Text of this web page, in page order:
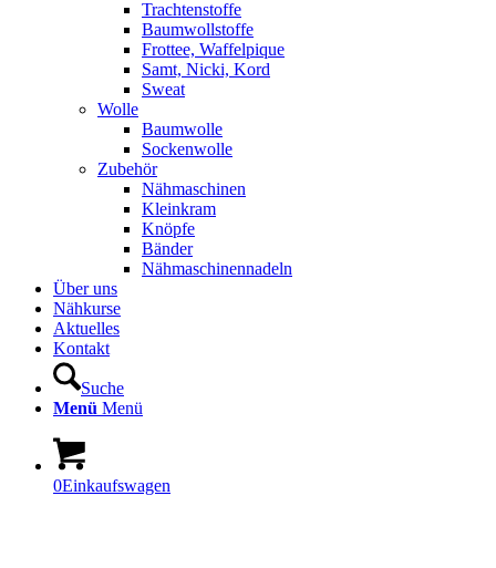
Trachtenstoffe
Baumwollstoffe
Frottee, Waffelpique
Samt, Nicki, Kord
Sweat
Wolle
Baumwolle
Sockenwolle
Zubehör
Nähmaschinen
Kleinkram
Knöpfe
Bänder
Nähmaschinennadeln
Über uns
Nähkurse
Aktuelles
Kontakt
Suche
Menü Menü
0Einkaufswagen